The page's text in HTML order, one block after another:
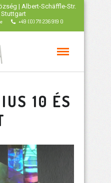
| Albert-Schäffle-Str.
Stuttgart
+49 (0) 711 236 919 0
10 ÉS